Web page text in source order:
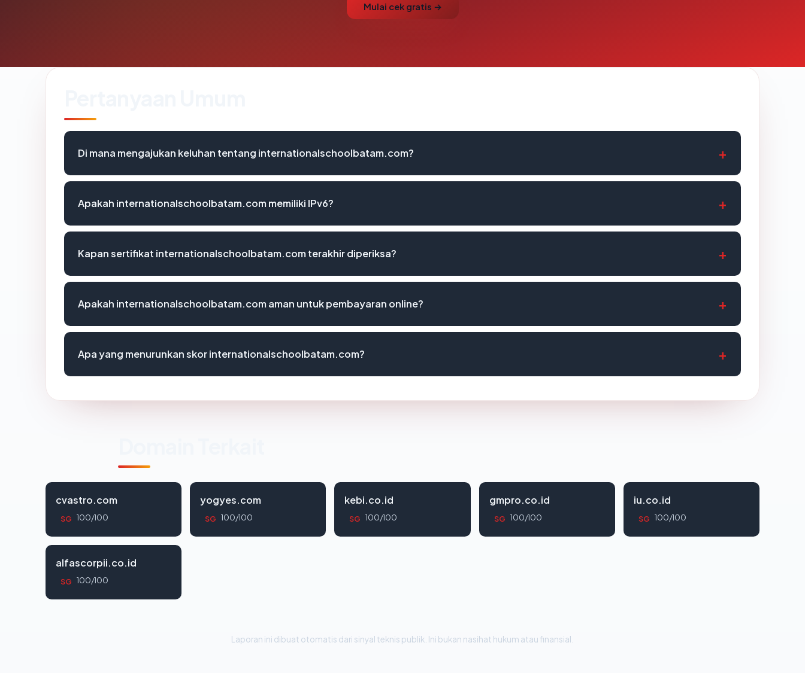
Mulai cek gratis →
Di mana mengajukan keluhan tentang internationalschoolbatam.com?
Apakah internationalschoolbatam.com memiliki IPv6?
Kapan sertifikat internationalschoolbatam.com terakhir diperiksa?
Apakah internationalschoolbatam.com aman untuk pembayaran online?
Apa yang menurunkan skor internationalschoolbatam.com?
cvastro.com
SG 100/100
yogyes.com
SG 100/100
kebi.co.id
SG 100/100
gmpro.co.id
SG 100/100
iu.co.id
SG 100/100
alfascorpii.co.id
SG 100/100
Laporan ini dibuat otomatis dari sinyal teknis publik. Ini bukan nasihat hukum atau finansial.